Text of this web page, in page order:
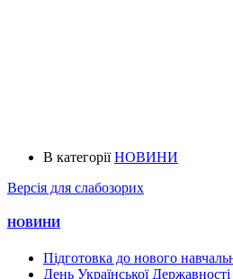
В категоріїНОВИНИ
Версія для слабозорих
НОВИНИ
Підготовка до нового
День Української Державності